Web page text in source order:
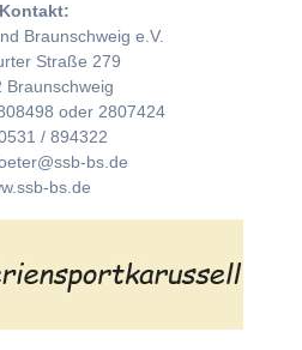
Kontakt:
Braunschweig e.V.
Straße 279
Braunschweig
oder 2807424
/ 894322
bs.de
bs.de